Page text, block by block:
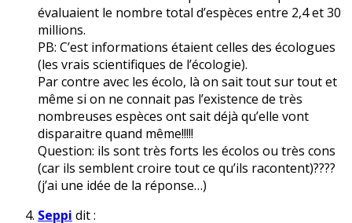
évaluaient le nombre total d’espèces entre 2,4 et 30
millions.
PB: C’est informations étaient celles des écologues
(les vrais scientifiques de l’écologie).
Par contre avec les écolo, là on sait tout sur tout et
même si on ne connait pas l’existence de très
nombreuses espèces ont sait déjà qu’elle vont
disparaitre quand même!!!!!
Question: ils sont très forts les écolos ou très cons
(car ils semblent croire tout ce qu’ils racontent)????
(j’ai une idée de la réponse…)
Seppi dit :